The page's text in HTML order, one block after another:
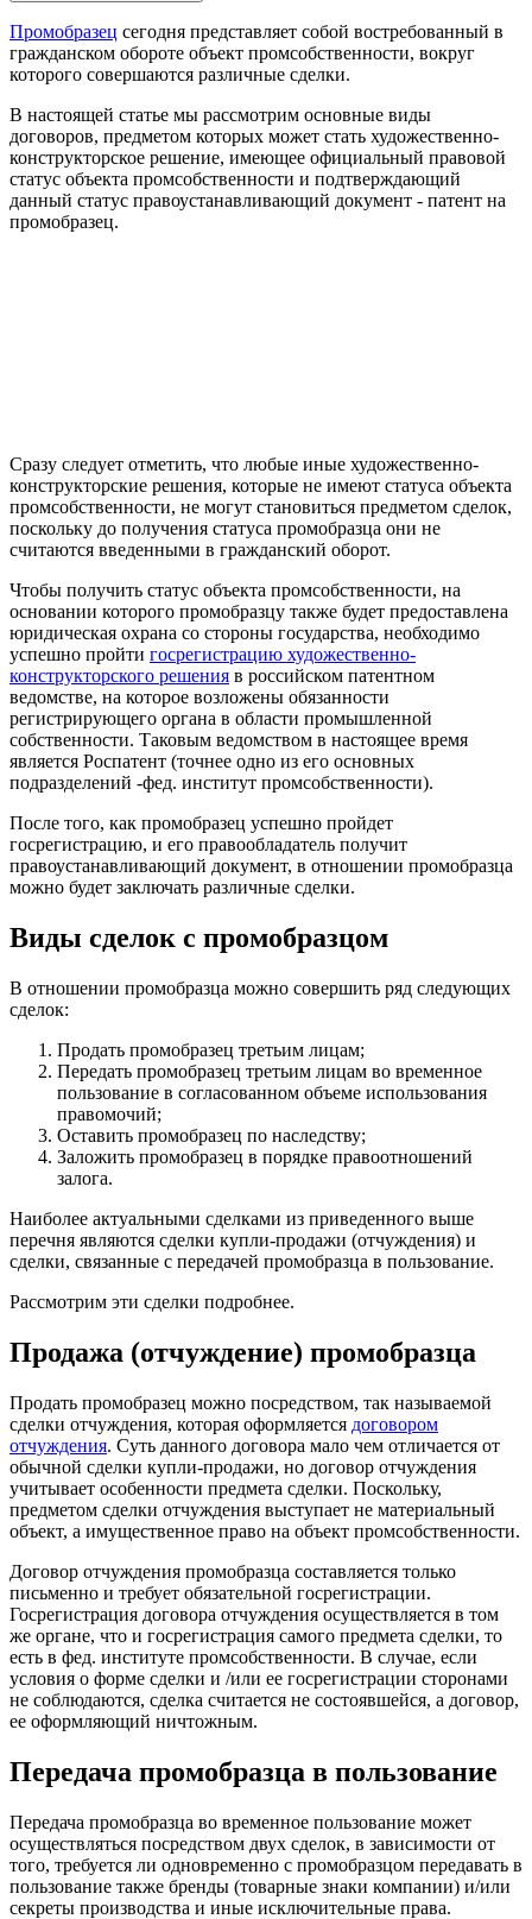
Промобразец сегодня представляет собой востребованный в
гражданском обороте объект промсобственности, вокруг
которого совершаются различные сделки.
В настоящей статье мы рассмотрим основные виды
договоров, предметом которых может стать художественно-
конструкторское решение, имеющее официальный правовой
статус объекта промсобственности и подтверждающий
данный статус правоустанавливающий документ - патент на
промобразец.
Сразу следует отметить, что любые иные художественно-
конструкторские решения, которые не имеют статуса объекта
промсобственности, не могут становиться предметом сделок,
поскольку до получения статуса промобразца они не
считаются введенными в гражданский оборот.
Чтобы получить статус объекта промсобственности, на
основании которого промобразцу также будет предоставлена
юридическая охрана со стороны государства, необходимо
успешно пройти госрегистрацию художественно-
конструкторского решения в российском патентном
ведомстве, на которое возложены обязанности
регистрирующего органа в области промышленной
собственности. Таковым ведомством в настоящее время
является Роспатент (точнее одно из его основных
подразделений -фед. институт промсобственности).
После того, как промобразец успешно пройдет
госрегистрацию, и его правообладатель получит
правоустанавливающий документ, в отношении промобразца
можно будет заключать различные сделки.
Виды сделок с промобразцом
В отношении промобразца можно совершить ряд следующих
сделок:
Продать промобразец третьим лицам;
Передать промобразец третьим лицам во временное
пользование в согласованном объеме использования
правомочий;
Оставить промобразец по наследству;
Заложить промобразец в порядке правоотношений
залога.
Наиболее актуальными сделками из приведенного выше
перечня являются сделки купли-продажи (отчуждения) и
сделки, связанные с передачей промобразца в пользование.
Рассмотрим эти сделки подробнее.
Продажа (отчуждение) промобразца
Продать промобразец можно посредством, так называемой
сделки отчуждения, которая оформляется договором
отчуждения. Суть данного договора мало чем отличается от
обычной сделки купли-продажи, но договор отчуждения
учитывает особенности предмета сделки. Поскольку,
предметом сделки отчуждения выступает не материальный
объект, а имущественное право на объект промсобственности.
Договор отчуждения промобразца составляется только
письменно и требует обязательной госрегистрации.
Госрегистрация договора отчуждения осуществляется в том
же органе, что и госрегистрация самого предмета сделки, то
есть в фед. институте промсобственности. В случае, если
условия о форме сделки и /или ее госрегистрации сторонами
не соблюдаются, сделка считается не состоявшейся, а договор,
ее оформляющий ничтожным.
Передача промобразца в пользование
Передача промобразца во временное пользование может
осуществляться посредством двух сделок, в зависимости от
того, требуется ли одновременно с промобразцом передавать в
пользование также бренды (товарные знаки компании) и/или
секреты производства и иные исключительные права.